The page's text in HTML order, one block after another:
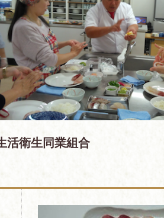
付き料理教室
い館弁当
活衛生同業組合